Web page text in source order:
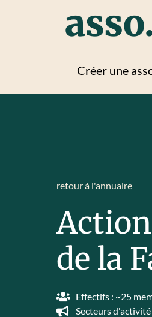
Créer une
retour à l'annuaire
de la
Effectifs : ~25
Secteurs d'activité